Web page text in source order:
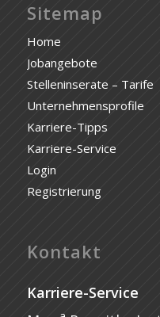
Sitemap
Home
Jobangebote
Stelleninserate – Tarife
Unternehmensprofile
Karriere-Tipps
Karriere-Service
Login
Registrierung
Kontakt
Karriere-Service